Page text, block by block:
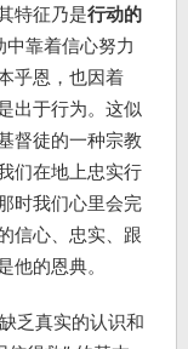
特征乃是行动的
靠着信心努力
乎恩，也因着
出于行为。这似
督徒的一种宗教
们在地上忠实行
时我们心里会完
信心、忠实、跟
的恩典。
乏真实的认识和